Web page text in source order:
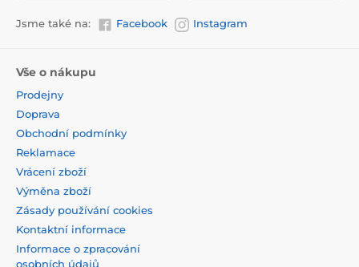
Jsme také na: Facebook Instagram
Vše o nákupu
Prodejny
Doprava
Obchodní podmínky
Reklamace
Vrácení zboží
Výměna zboží
Zásady používání cookies
Kontaktní informace
Informace o zpracování
osobních údajů